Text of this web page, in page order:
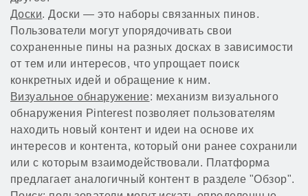
Доски. Доски — это наборы связанных пинов.
Пользователи могут упорядочивать свои
сохраненные пины на разных досках в зависимости
от тем или интересов, что упрощает поиск
конкретных идей и обращение к ним.
Визуальное обнаружение: механизм визуального
обнаружения Pinterest позволяет пользователям
находить новый контент и идеи на основе их
интересов и контента, который они ранее сохранили
или с которым взаимодействовали. Платформа
предлагает аналогичный контент в разделе "Обзор".